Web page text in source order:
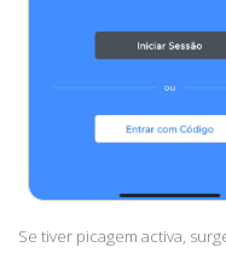
Se tiver picagem activa,